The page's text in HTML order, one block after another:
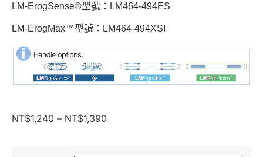
LM-ErogSense®型號：LM464-494ES
LM-ErogMax™型號：LM464-494XSI
NT$1,240 – NT$1,390